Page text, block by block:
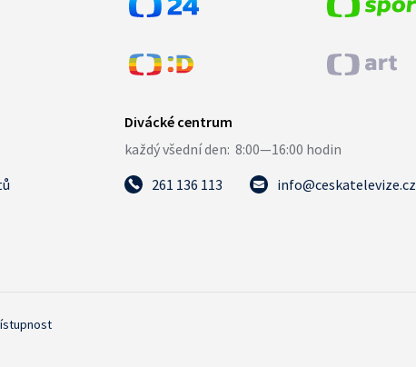
261 136 113 info@ceskatelevize.cz